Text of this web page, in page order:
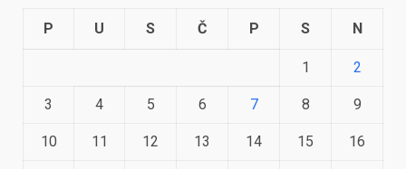
P U S Č P S N
1 2
3 4 5 6 7 8 9
10 11 12 13 14 15 16